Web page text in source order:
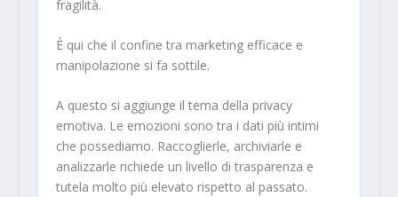
fragilità.
È qui che il confine tra marketing efficace e
manipolazione si fa sottile.
A questo si aggiunge il tema della privacy
emotiva. Le emozioni sono tra i dati più intimi
che possediamo. Raccoglierle, archiviarle e
analizzarle richiede un livello di trasparenza e
tutela molto più elevato rispetto al passato.